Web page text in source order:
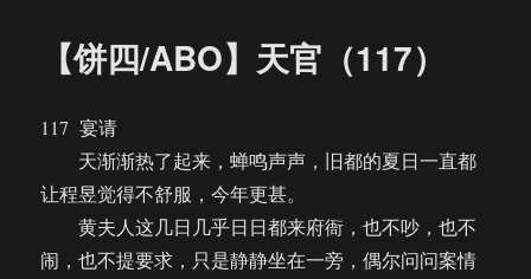
【饼四/ABO】天官（117）
117 宴请
天渐渐热了起来，蝉鸣声声，旧都的夏日一直都
让程昱觉得不舒服，今年更甚。
黄夫人这几日几乎日日都来府衙，也不吵，也不
闹，也不提要求，只是静静坐在一旁，偶尔问问案情